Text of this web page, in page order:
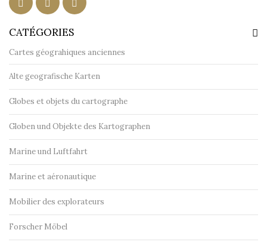
CATÉGORIES
Cartes géograhiques anciennes
Alte geografische Karten
Globes et objets du cartographe
Globen und Objekte des Kartographen
Marine und Luftfahrt
Marine et aéronautique
Mobilier des explorateurs
Forscher Möbel